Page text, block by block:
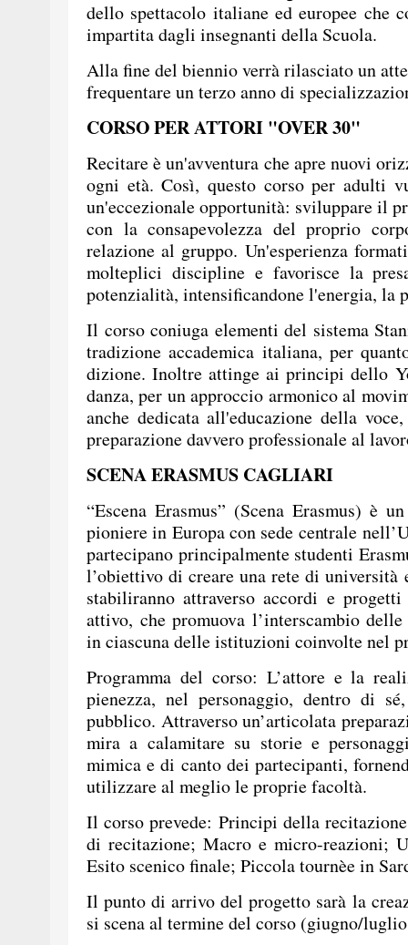
dello spettacolo italiane ed europee che
impartita dagli insegnanti della Scuola.
Alla fine del biennio verrà rilasciato un
frequentare un terzo anno di
CORSO PER ATTORI "OVER 30"
Recitare è un'avventura che apre nuovi
ogni età. Così, questo corso per adulti
un'eccezionale opportunità: sviluppare il
con la consapevolezza del proprio
relazione al gruppo. Un'esperienza
molteplici discipline e favorisce la
potenzialità, intensificandone l'energia, la
Il corso coniuga elementi del sistema
tradizione accademica italiana, per
dizione. Inoltre attinge ai principi dello
danza, per un approccio armonico al
anche dedicata all'educazione della
preparazione davvero professionale al
SCENA ERASMUS CAGLIARI
“Escena Erasmus” (Scena Erasmus) è
pioniere in Europa con sede centrale
partecipano principalmente studenti
l’obiettivo di creare una rete di università
stabiliranno attraverso accordi e
attivo, che promuova l’interscambio
in ciascuna delle istituzioni coinvolte nel
Programma del corso: L’attore e la
pienezza, nel personaggio, dentro di
pubblico. Attraverso un’articolata
mira a calamitare su storie e
mimica e di canto dei partecipanti,
utilizzare al meglio le proprie facoltà.
Il corso prevede: Principi della
di recitazione; Macro e micro-reazioni;
Esito scenico finale; Piccola tournèe in
Il punto di arrivo del progetto sarà la
si scena al termine del corso (giugno/